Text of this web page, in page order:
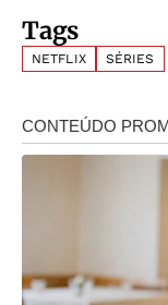
Tags
NETFLIX SÉRIES